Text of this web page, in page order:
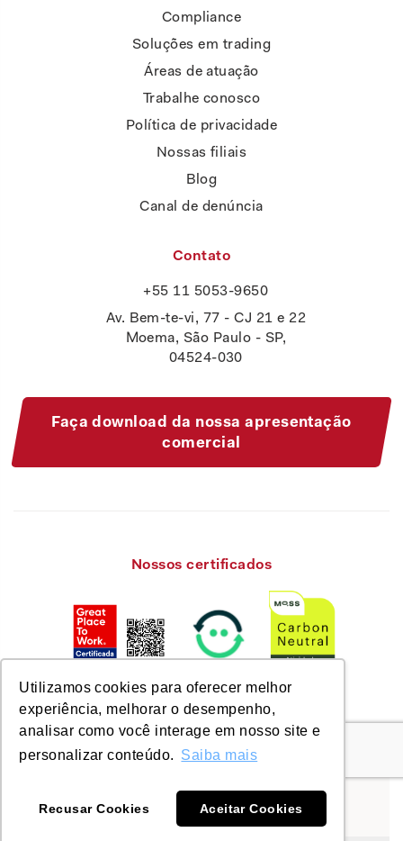
Utilizamos cookies para oferecer melhor
experiência, melhorar o desempenho,
analisar como você interage em nosso site e
personalizar conteúdo. Saiba mais
Recusar Cookies Aceitar Cookies
Compliance
Soluções em trading
Áreas de atuação
Trabalhe conosco
Política de privacidade
Nossas filiais
Blog
Canal de denúncia
Contato
+55 11 5053-9650
Av. Bem-te-vi, 77 - CJ 21 e 22
Moema, São Paulo - SP,
04524-030
Faça download da nossa apresentação
comercial
Nossos certificados